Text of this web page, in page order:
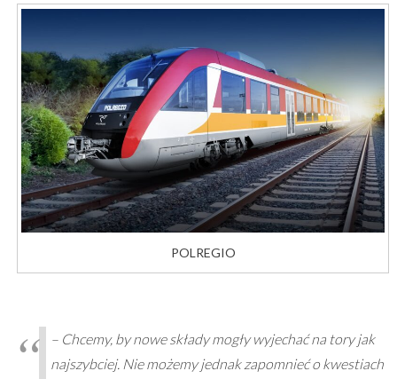
POLREGIO
– Chcemy, by nowe składy mogły wyjechać na tory jak
najszybciej. Nie możemy jednak zapomnieć o kwestiach